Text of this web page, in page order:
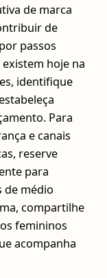
de marca
de
passos
hoje na
identifique
Para
e canais
reserve
para
de médio
compartilhe
femininos
acompanha